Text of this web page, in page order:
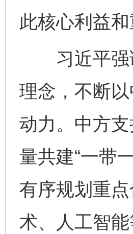
此核心利益
习近平强
理念，不断
动力。中方
量共建“一带
有序规划重
术、人工智